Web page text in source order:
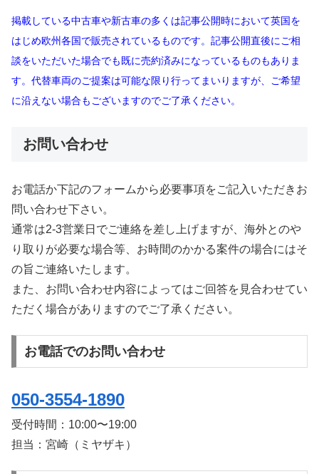
掲載している中古車や新古車の多くは記事公開時において英国を
はじめ欧州各国で販売されているものです。記事公開直後にご相
談をいただいた場合でも既に売約済みになっているものもありま
す。代替車両のご提案は可能な限り行ってまいりますが、ご希望
に沿えない場合もございますのでご了承ください。
お問い合わせ
お電話か下記のフォームから必要事項をご記入いただきお
問い合わせ下さい。
通常は2-3営業日でご連絡を差し上げますが、海外とのや
り取りが必要な場合等、お時間のかかる案件の場合にはそ
の旨ご連絡いたします。
また、お問い合わせ内容によってはご回答を見合わせてい
ただく場合がありますのでご了承ください。
お電話でのお問い合わせ
050-3554-1890
受付時間： 10:00〜19:00
担当：宮崎（ミヤザキ）